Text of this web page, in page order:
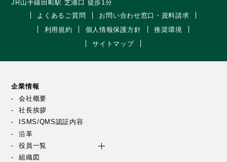
JR山手線田町駅 芝浦口 徒歩1分
よくあるご質問
お問い合わせ窓口・資料請求
利用規約
個人情報保護方針
推奨環境
サイトマップ
企業情報
会社概要
社長挨拶
ISMS/QMS認証内容
沿革
役員一覧
組織図